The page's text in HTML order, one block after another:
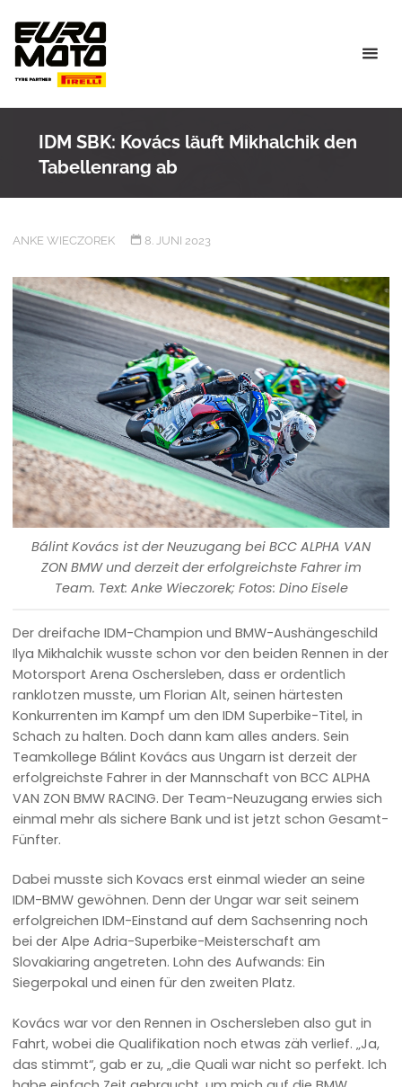
content
IDM SBK: Kovács läuft Mikhalchik den
Tabellenrang ab
ANKE WIECZOREK 8. JUNI 2023
Bálint Kovács ist der Neuzugang bei BCC ALPHA VAN
ZON BMW und derzeit der erfolgreichste Fahrer im
Team. Text: Anke Wieczorek; Fotos: Dino Eisele
Der dreifache IDM-Champion und BMW-Aushängeschild
Ilya Mikhalchik wusste schon vor den beiden Rennen in der
Motorsport Arena Oschersleben, dass er ordentlich
ranklotzen musste, um Florian Alt, seinen härtesten
Konkurrenten im Kampf um den IDM Superbike-Titel, in
Schach zu halten. Doch dann kam alles anders. Sein
Teamkollege Bálint Kovács aus Ungarn ist derzeit der
erfolgreichste Fahrer in der Mannschaft von BCC ALPHA
VAN ZON BMW RACING. Der Team-Neuzugang erwies sich
einmal mehr als sichere Bank und ist jetzt schon Gesamt-
Fünfter.
Dabei musste sich Kovacs erst einmal wieder an seine
IDM-BMW gewöhnen. Denn der Ungar war seit seinem
erfolgreichen IDM-Einstand auf dem Sachsenring noch
bei der Alpe Adria-Superbike-Meisterschaft am
Slovakiaring angetreten. Lohn des Aufwands: Ein
Siegerpokal und einen für den zweiten Platz.
Kovács war vor den Rennen in Oschersleben also gut in
Fahrt, wobei die Qualifikation noch etwas zäh verlief. „Ja,
das stimmt“, gab er zu, „die Quali war nicht so perfekt. Ich